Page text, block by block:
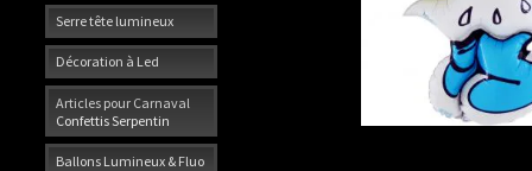
Serre tête lumineux
Décoration à Led
Articles pour Carnaval
Confettis Serpentin
Ballons Lumineux & Fluo